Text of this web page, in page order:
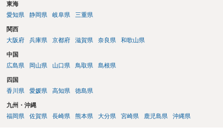
東海
愛知県
静岡県 岐阜県 三重県
関西
大阪府
兵庫県 京都府 滋賀県 奈良県 和歌山県
中国
広島県
岡山県 山口県 鳥取県 島根県
四国
香川県
愛媛県 高知県 徳島県
九州・沖縄
福岡県
佐賀県 長崎県 熊本県 大分県 宮崎県 鹿児島県 沖縄県